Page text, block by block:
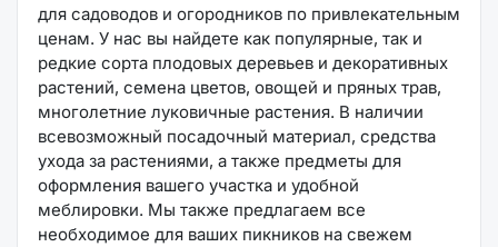
для садоводов и огородников по привлекательным
ценам. У нас вы найдете как популярные, так и
редкие сорта плодовых деревьев и декоративных
растений, семена цветов, овощей и пряных трав,
многолетние луковичные растения. В наличии
всевозможный посадочный материал, средства
ухода за растениями, а также предметы для
оформления вашего участка и удобной
меблировки. Мы также предлагаем все
необходимое для ваших пикников на свежем